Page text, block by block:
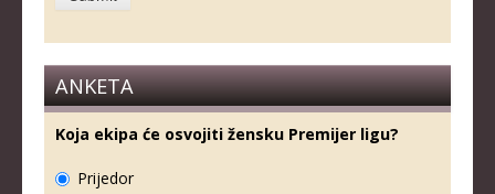
ANKETA
Koja ekipa će osvojiti žensku Premijer ligu?
Prijedor